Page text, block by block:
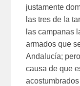
justamente
las tres de la
las campanas
armados que
Andalucía;
causa de que